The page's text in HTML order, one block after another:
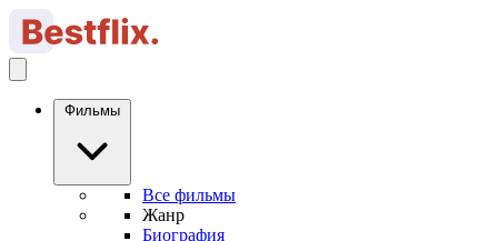
Фильмы
Все фильмы
Жанр
Биография